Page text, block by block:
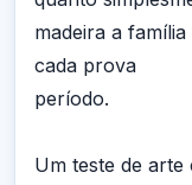
madeira a
cada prova
período.
Um teste de